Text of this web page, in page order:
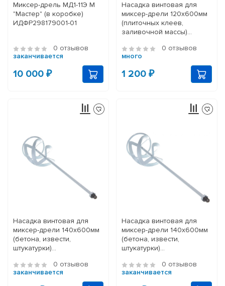
Миксер-дрель МД1-11Э М
"Мастер" (в коробке)
ИДФР298179001-01
0 отзывов
заканчивается
10 000 ₽
Насадка винтовая для
миксер-дрели 120x600мм
(плиточных клеев,
заливочной массы)
0 отзывов
много
1 200 ₽
Насадка винтовая для
миксер-дрели 140x600мм
(бетона, извести,
штукатурки)
0 отзывов
заканчивается
Насадка винтовая для
миксер-дрели 140x600мм
(бетона, извести,
штукатурки)
0 отзывов
заканчивается